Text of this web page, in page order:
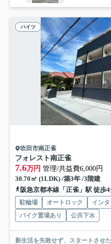
ハイツ
吹田市南正雀
フォレスト南正雀
7.6万円 管理/共益費6,000円
30.70㎡ (1LDK) /築3年 /3階建
阪急京都本線「正雀」駅 徒歩
駐輪場 オートロック イン
バイク置場あり
公共下水
新生活を失敗せず、スタートさせ